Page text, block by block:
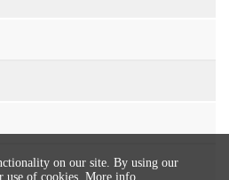
on our site. By using our
use of cookies. More info